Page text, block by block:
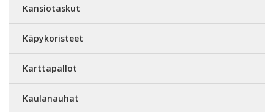
Kansiotaskut
Käpykoristeet
Karttapallot
Kaulanauhat